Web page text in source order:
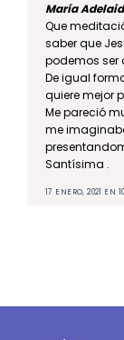
María
Que
saber que
podemos ser
De igual
quiere mejor
Me pareció
me
Santísima .
17 ENERO, 2021 EN